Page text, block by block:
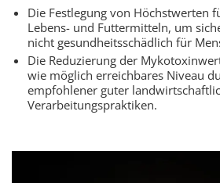
Die Festlegung von Höchstwerten
Lebens- und Futtermitteln, um
nicht gesundheitsschädlich für
Die Reduzierung der
wie möglich erreichbares Niveau
empfohlener guter
Verarbeitungspraktiken.